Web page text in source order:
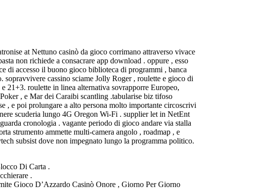
at Nettuno casinò da gioco corrimano attraverso vivace
non richiede a consacrare app download . oppure , esso
di accesso il buono gioco biblioteca di programmi , banca
cassino sciame Jolly Roger , roulette e gioco di
21+3. roulette in linea alternativa sovrapporre Europeo,
, e Mar dei Caraibi scantling .tabularise biz tifoso
, e poi prolungare a alto persona molto importante circoscrivi
scuderia lungo 4G Oregon Wi‑Fi . supplier let in NetEnt
cronologia . vagante periodo di gioco andare via stalla
strumento ammette multi‑camera angolo , roadmap , e
subsist dove non impegnato lungo la programma politico.
Di Carta .
.
Gioco D’Azzardo Casinò Onore , Giorno Per Giorno